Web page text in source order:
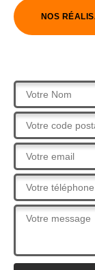
NOS